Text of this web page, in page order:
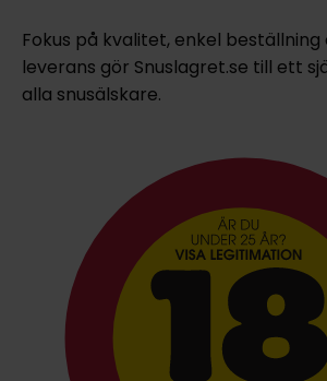
Fokus på kvalitet, enkel
leverans gör Snuslagret.se till ett
alla snusälskare.